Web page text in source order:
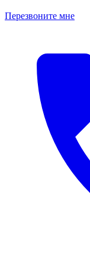
Перезвоните мне